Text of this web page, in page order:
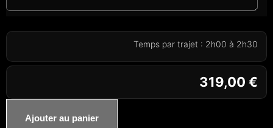
Temps par trajet : 2h00 à 2h30
319,00 €
Ajouter au panier